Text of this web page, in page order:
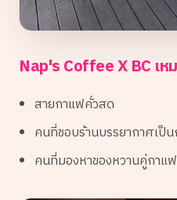
Nap's Coffee X BC เห
สายกาแฟคั่วสด
คนที่ชอบร้านบรรยากาศเป็น
คนที่มองหาของหวานคู่กาแฟ